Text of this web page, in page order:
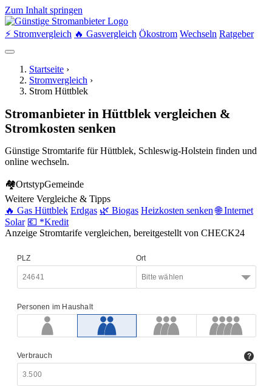
Zum Inhalt springen
⚡ Stromvergleich 🔥 Gasvergleich Ökostrom Wechseln Ratgeber
Startseite ›
Stromvergleich ›
Strom Hüttblek
Stromanbieter in Hüttblek vergleichen &
Stromkosten senken
Günstige Stromtarife für Hüttblek, Schleswig-Holstein finden und
online wechseln.
🏘OrtstypGemeinde
Weitere Vergleiche & Tipps
🔥 Gas Hüttblek Erdgas 🌿 Biogas Heizkosten senken 🌐 Internet
Solar 💶 *Kredit
Anzeige Stromtarife vergleichen, bereitgestellt von CHECK24